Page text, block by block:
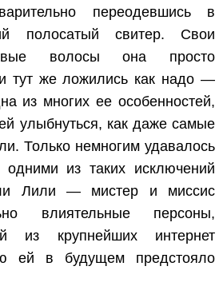
переодевшись в
полосатый свитер. Свои
волосы она просто
тут же ложились как надо —
из многих ее особенностей,
улыбнуться, как даже самые
Только немногим удавалось
одними из таких исключений
Лили — мистер и миссис
влиятельные персоны,
из крупнейших интернет
ей в будущем предстояло